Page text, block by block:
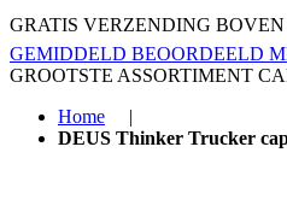
GRATIS VERZENDING BOVEN
GEMIDDELD BEOORDEELD
GROOTSTE ASSORTIMENT
Home
|
DEUS Thinker Trucker